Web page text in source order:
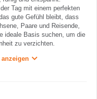
Tag mit einem perfekten
gute Gefühl bleibt, dass
Paare und Reisende,
ideale Basis suchen, um die
zu verzichten.